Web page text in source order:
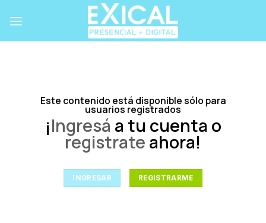
Este contenido está disponible sólo para
usuarios registrados
¡Ingresá a tu cuenta o
registrate ahora!
INGRESAR REGISTRARME